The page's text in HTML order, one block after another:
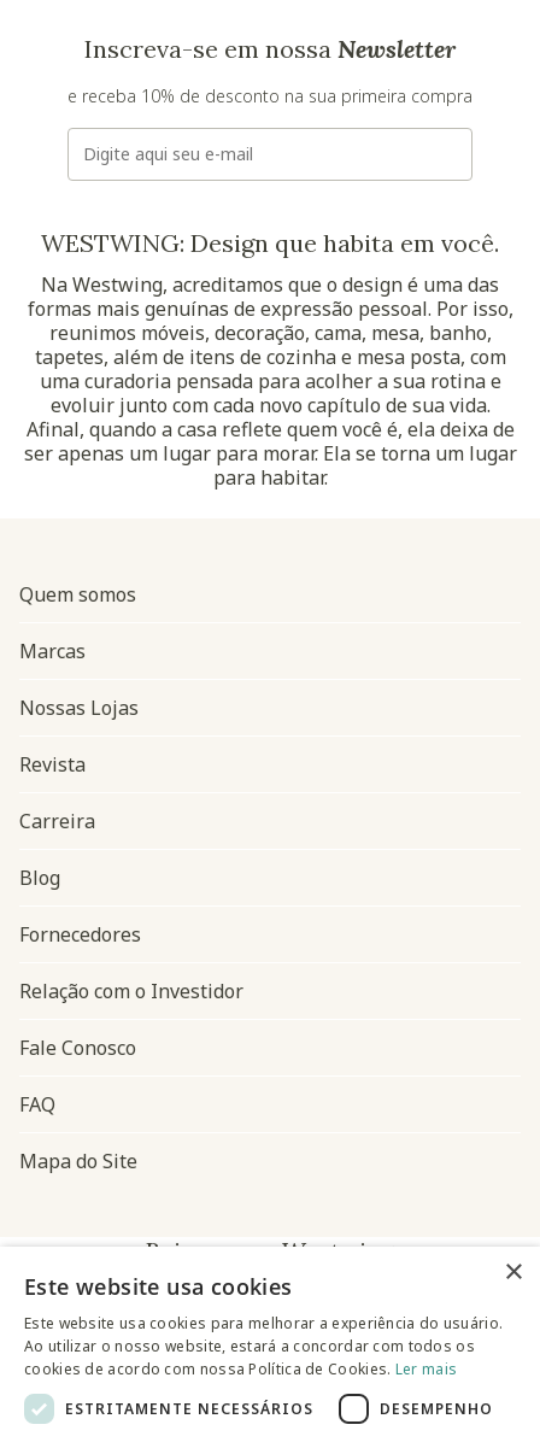
Inscreva-se em nossa Newsletter
e receba 10% de desconto na sua primeira compra
E-mail
WESTWING: Design que habita em você.
Na Westwing, acreditamos que o design é uma das
formas mais genuínas de expressão pessoal. Por isso,
reunimos móveis, decoração, cama, mesa, banho,
tapetes, além de itens de cozinha e mesa posta, com
uma curadoria pensada para acolher a sua rotina e
evoluir junto com cada novo capítulo de sua vida.
Afinal, quando a casa reflete quem você é, ela deixa de
ser apenas um lugar para morar. Ela se torna um lugar
para habitar.
Navegação do rodapé
Quem somos
Marcas
Nossas Lojas
Revista
Carreira
Blog
Fornecedores
Relação com o Investidor
Fale Conosco
FAQ
Mapa do Site
Baixe o app Westwing
×
Este website usa cookies
Este website usa cookies para melhorar a experiência do usuário.
Ao utilizar o nosso website, estará a concordar com todos os
cookies de acordo com nossa Política de Cookies. Ler mais
ESTRITAMENTE NECESSÁRIOS
DESEMPENHO